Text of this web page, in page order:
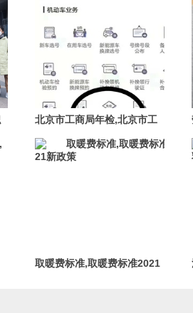
北京市工商局年检,北京市工
商局年检官网登录
级,
级
取暖费标准,取暖费标准2021